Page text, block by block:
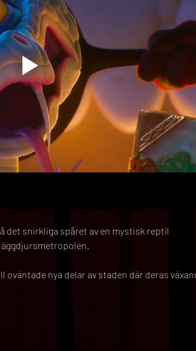
det snirkliga spåret av en mystisk reptil
nya delar av staden där deras